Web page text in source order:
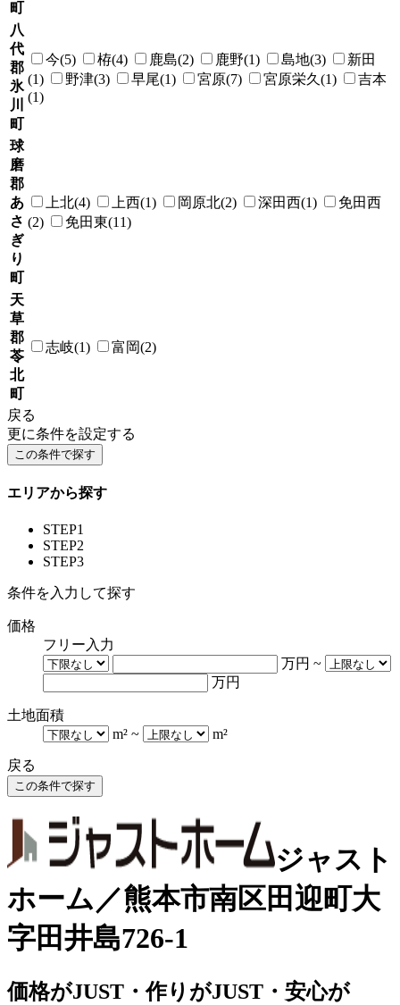
町
八
代
郡
氷
川
町
今(5) 栫(4) 鹿島(2) 鹿野(1) 島地(3)
新田
(1)
野津(3) 早尾(1) 宮原(7) 宮原栄久(1)
吉本
(1)
球
磨
郡
あ
さ
ぎ
り
町
上北(4) 上西(1) 岡原北(2) 深田西(1)
免田西
(2)
免田東(11)
天
草
郡
苓
北
町
志岐(1) 富岡(2)
戻る
更に条件を設定する
エリアから探す
STEP1
STEP2
STEP3
条件を入力して探す
価格
フリー入力
万円 ~
万円
土地面積
m² ~ m²
戻る
ジャスト
ホーム／熊本市南区田迎町大
字田井島726-1
価格がJUST・作りがJUST・安心が